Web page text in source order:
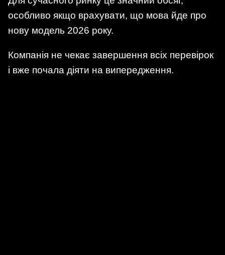
особливо якщо врахувати, що мова йде про
нову модель 2026 року.
Компанія не чекає завершення всіх перевірок
і вже почала діяти на випередження.